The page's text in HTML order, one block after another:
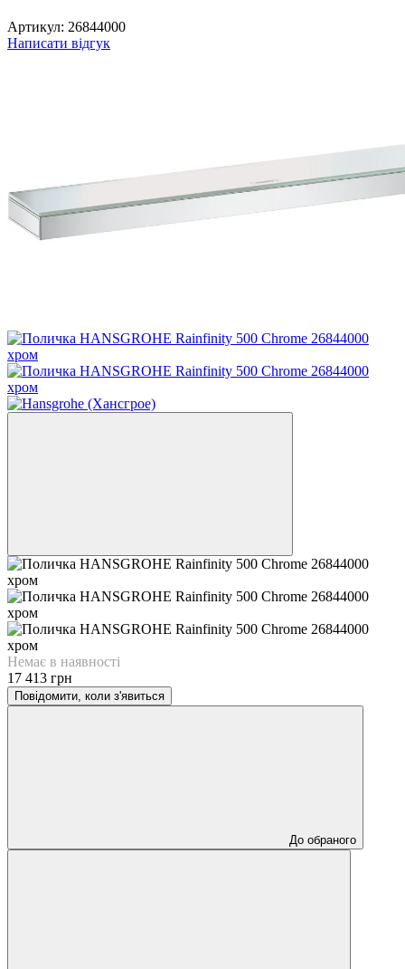
Артикул: 26844000
Написати відгук
Немає в наявності
17 413 грн
Повідомити, коли з'явиться
До обраного